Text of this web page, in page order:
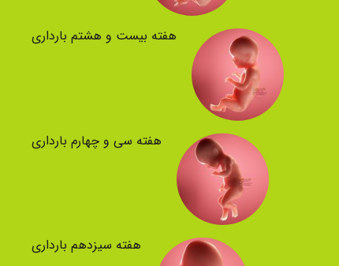
هفته بیست و هشتم بارداری
هفته سی و چهارم بارداری
هفته سیزدهم بارداری